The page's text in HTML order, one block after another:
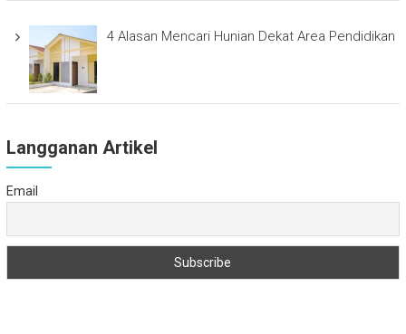
4 Alasan Mencari Hunian Dekat Area Pendidikan
Langganan Artikel
Email